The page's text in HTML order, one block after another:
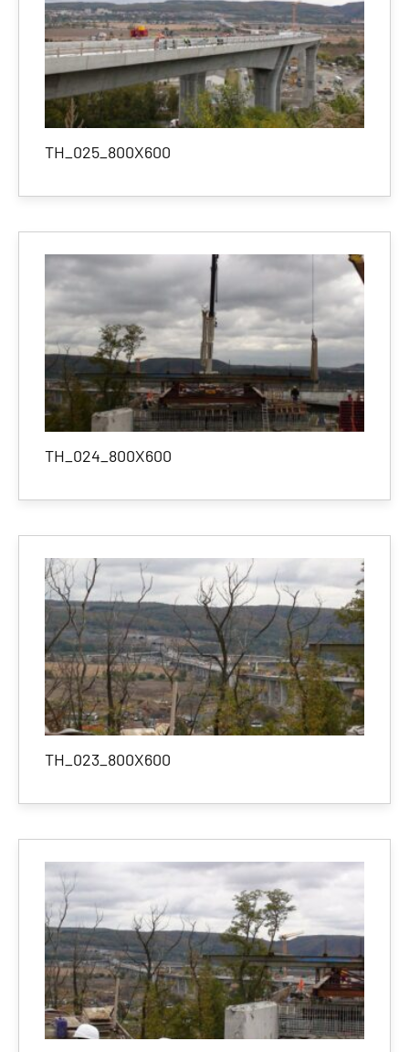
TH_025_800X600
TH_024_800X600
TH_023_800X600